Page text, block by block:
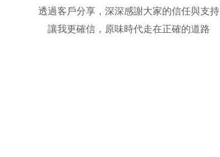
透過客戶分享，深深感謝大家的信任與支持
讓我更確信，原味時代走在正確的道路